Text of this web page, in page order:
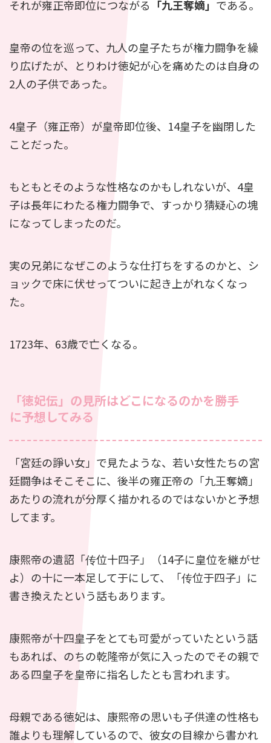
それが雍正帝即位につながる 「九王奪嫡」 である。
皇帝の位を巡って、九人の皇子たちが権力闘争を繰
り広げたが、とりわけ徳妃が心を痛めたのは自身の
2人の子供であった。
4皇子（雍正帝）が皇帝即位後、14皇子を幽閉した
ことだった。
もともとそのような性格なのかもしれないが、4皇
子は長年にわたる権力闘争で、すっかり猜疑心の塊
になってしまったのだ。
実の兄弟になぜこのような仕打ちをするのかと、シ
ョックで床に伏せってついに起き上がれなくなっ
た。
1723年、63歳で亡くなる。
「徳妃伝」の見所はどこになるのかを勝手
に予想してみる
「宮廷の諍い女」で見たような、若い女性たちの宮
廷闘争はそこそこに、後半の雍正帝の「九王奪嫡」
あたりの流れが分厚く描かれるのではないかと予想
してます。
康熙帝の遺詔「传位十四子」（14子に皇位を継がせ
よ）の十に一本足して于にして、「传位于四子」に
書き換えたという話もあります。
康熙帝が十四皇子をとても可愛がっていたという話
もあれば、のちの乾隆帝が気に入ったのでその親で
ある四皇子を皇帝に指名したとも言われます。
母親である徳妃は、康熙帝の思いも子供達の性格も
誰よりも理解しているので、彼女の目線から書かれ